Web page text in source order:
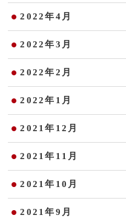
2022年4月
2022年3月
2022年2月
2022年1月
2021年12月
2021年11月
2021年10月
2021年9月